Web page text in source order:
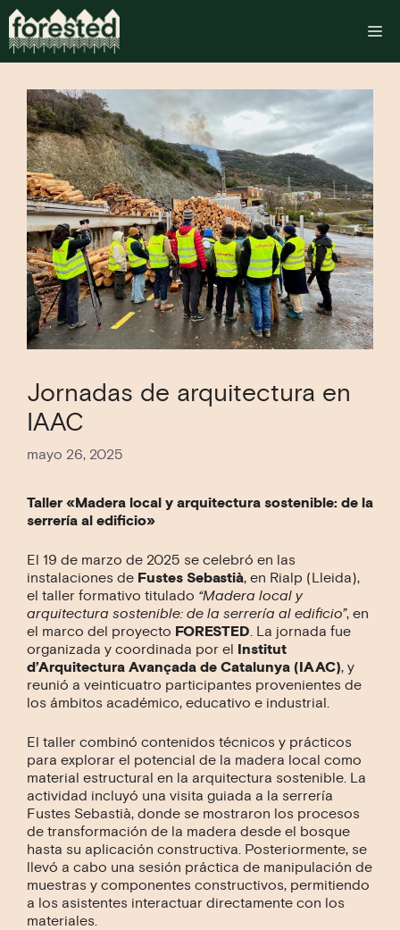
Saltar
contenido
Jornadas de arquitectura en
IAAC
mayo 26, 2025
Taller «Madera local y arquitectura sostenible: de la
serrería al edificio»
El 19 de marzo de 2025 se celebró en las
instalaciones de Fustes Sebastià, en Rialp (Lleida),
el taller formativo titulado “Madera local y
arquitectura sostenible: de la serrería al edificio”, en
el marco del proyecto FORESTED. La jornada fue
organizada y coordinada por el Institut
d’Arquitectura Avançada de Catalunya (IAAC), y
reunió a veinticuatro participantes provenientes de
los ámbitos académico, educativo e industrial.
El taller combinó contenidos técnicos y prácticos
para explorar el potencial de la madera local como
material estructural en la arquitectura sostenible. La
actividad incluyó una visita guiada a la serrería
Fustes Sebastià, donde se mostraron los procesos
de transformación de la madera desde el bosque
hasta su aplicación constructiva. Posteriormente, se
llevó a cabo una sesión práctica de manipulación de
muestras y componentes constructivos, permitiendo
a los asistentes interactuar directamente con los
materiales.